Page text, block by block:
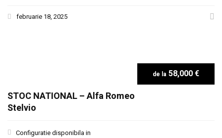
februarie 18, 2025
58,000 €
STOC NATIONAL – Alfa Romeo
Stelvio
Configuratie disponibila in